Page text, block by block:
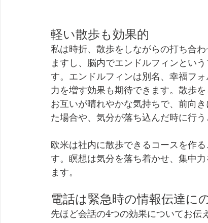
軽い散歩も効果的
私は時折、散歩をしながらの打ち合
ますし、脳内でエンドルフィンとい
す。エンドルフィンは別名、幸福フ
力を増す効果も期待できます。散歩
お互いが晴れやかな気持ちで、前向
た場合や、気分が落ち込んだ時に行う
欧米は社内に散歩できるコースを作
す。瞑想は気分を落ち着かせ、集中
ます。
電話は緊急時の情報伝達に
先ほど会話の4つの効果についてお伝